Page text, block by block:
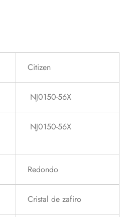
Citizen
NJ0150-56X
NJ0150-56X
Redondo
Cristal de zafiro